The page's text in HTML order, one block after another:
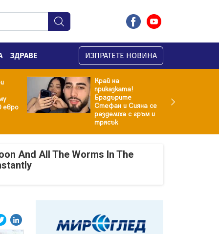
ЗДРАВЕ ИЗПРАТЕТЕ НОВИНА
евро
Край на
приказката!
Брадърите
Стефан и Сияна се
разделиха с гръм и
трясък
And All The Worms In The